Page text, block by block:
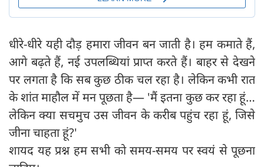
धीरे-धीरे यही दौड़ हमारा जीवन बन जाती है। हम कमाते हैं,
आगे बढ़ते हैं, नई उपलब्धियां प्राप्त करते हैं। बाहर से देखने
पर लगता है कि सब कुछ ठीक चल रहा है। लेकिन कभी रात
के शांत माहौल में मन पूछता है— 'मैं इतना कुछ कर रहा हूं…
लेकिन क्या सचमुच उस जीवन के करीब पहुंच रहा हूं, जिसे
जीना चाहता हूं?'
शायद यह प्रश्न हम सभी को समय-समय पर स्वयं से पूछना